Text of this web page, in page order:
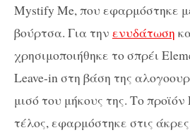
Mystify Me, που εφαρμόστηκε
βούρτσα. Για την ενυδάτωση
χρησιμοποιήθηκε το σπρέι
Leave-in στη βάση της
μισό του μήκους της. Το
τέλος, εφαρμόστηκε στις